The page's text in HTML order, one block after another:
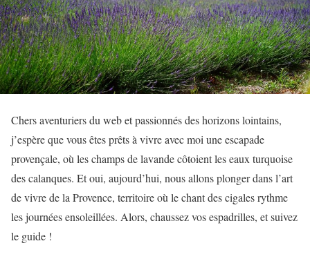
Chers aventuriers du web et passionnés des horizons lointains,
j’espère que vous êtes prêts à vivre avec moi une escapade
provençale, où les champs de lavande côtoient les eaux turquoise
des calanques. Et oui, aujourd’hui, nous allons plonger dans l’art
de vivre de la Provence, territoire où le chant des cigales rythme
les journées ensoleillées. Alors, chaussez vos espadrilles, et suivez
le guide !